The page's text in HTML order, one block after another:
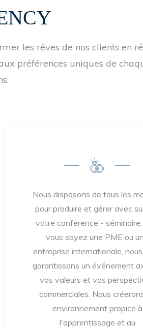
les rêves de nos clients en
préférences uniques de
Nous disposons de tous les
pour produire et gérer avec
votre conférence - séminaire.
vous soyez une PME ou
entreprise internationale,
garantissons un événement
vos valeurs et vos
commerciales. Nous
environnement propice à
l'apprentissage et au